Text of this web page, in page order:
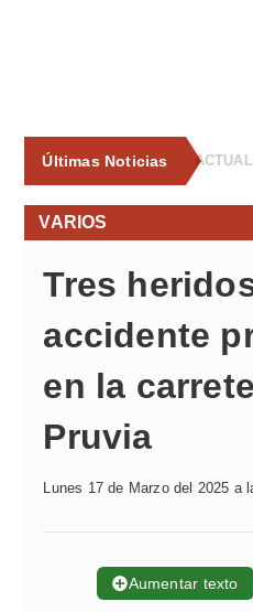
Últimas Noticias
VARIOS
Tres
accidente
en la
Pruvia
Lunes 17 de Marzo del 2025 a
➕Aumentar texto